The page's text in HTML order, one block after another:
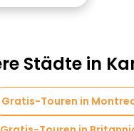
Städte in
Gratis-Touren in